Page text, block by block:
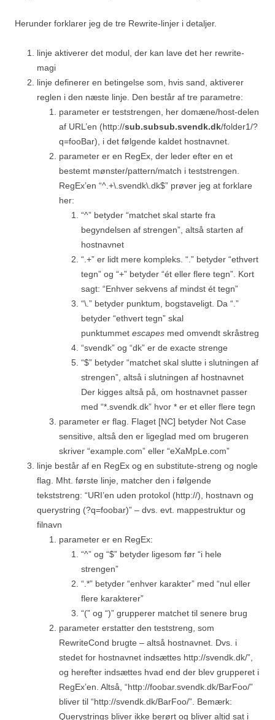
Herunder forklarer jeg de tre Rewrite-linjer i detaljer.
linje aktiverer det modul, der kan lave det her rewrite-
magi
linje definerer en betingelse som, hvis sand, aktiverer
reglen i den næste linje. Den består af tre parametre:
parameter er teststrengen, her domæne/host-delen
af URL’en (http://sub.subsub.svendk.dk/folder1/?
q=fooBar), i det følgende kaldet hostnavnet.
parameter er en RegEx, der leder efter en et
bestemt mønster/pattern/match i teststrengen.
RegEx’en “^.+\.svendk\.dk$” prøver jeg at forklare
her:
“^” betyder “matchet skal starte fra
begyndelsen af strengen”, altså starten af
hostnavnet
“.+” er lidt mere kompleks. “.” betyder “ethvert
tegn” og “+” betyder “ét eller flere tegn”. Kort
sagt: “Enhver sekvens af mindst ét tegn”
“\.” betyder punktum, bogstaveligt. Da “.”
betyder “ethvert tegn” skal
punktummet escapes med omvendt skråstreg
“svendk” og “dk” er de exacte strenge
“$” betyder “matchet skal slutte i slutningen af
strengen”, altså i slutningen af hostnavnet
Der kigges altså på, om hostnavnet passer
med “*.svendk.dk” hvor * er et eller flere tegn
parameter er flag. Flaget [NC] betyder Not Case
sensitive, altså den er ligeglad med om brugeren
skriver “example.com” eller “eXaMpLe.com”
linje består af en RegEx og en substitute-streng og nogle
flag. Mht. første linje, matcher den i følgende
tekststreng: “URI’en uden protokol (http://), hostnavn og
querystring (?q=foobar)” – dvs. evt. mappestruktur og
filnavn
parameter er en RegEx:
“^” og “$” betyder ligesom før “i hele
strengen”
“.*” betyder “enhver karakter” med “nul eller
flere karakterer”
“(” og “)” grupperer matchet til senere brug
parameter erstatter den teststreng, som
RewriteCond brugte – altså hostnavnet. Dvs. i
stedet for hostnavnet indsættes http://svendk.dk/”,
og herefter indsættes hvad end der blev grupperet i
RegEx’en. Altså, “http://foobar.svendk.dk/BarFoo/”
bliver til “http://svendk.dk/BarFoo/”. Bemærk:
Querystrings bliver ikke berørt og bliver altid sat i